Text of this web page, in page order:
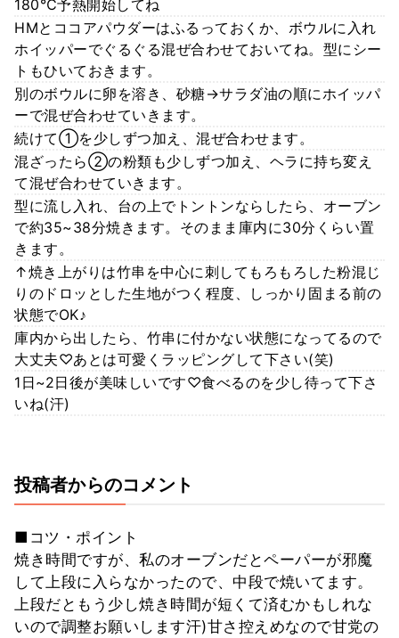
180℃予熱開始してね
HMとココアパウダーはふるっておくか、ボウルに入れ
ホイッパーでぐるぐる混ぜ合わせておいてね。型にシー
トもひいておきます。
別のボウルに卵を溶き、砂糖→サラダ油の順にホイッパ
ーで混ぜ合わせていきます。
続けて①を少しずつ加え、混ぜ合わせます。
混ざったら②の粉類も少しずつ加え、ヘラに持ち変え
て混ぜ合わせていきます。
型に流し入れ、台の上でトントンならしたら、オーブン
で約35~38分焼きます。そのまま庫内に30分くらい置
きます。
↑焼き上がりは竹串を中心に刺してもろもろした粉混じ
りのドロッとした生地がつく程度、しっかり固まる前の
状態でOK♪
庫内から出したら、竹串に付かない状態になってるので
大丈夫♡あとは可愛くラッピングして下さい(笑)
1日~2日後が美味しいです♡食べるのを少し待って下さ
いね(汗)
投稿者からのコメント
■コツ・ポイント
焼き時間ですが、私のオーブンだとペーパーが邪魔
して上段に入らなかったので、中段で焼いてます。
上段だともう少し焼き時間が短くて済むかもしれな
いので調整お願いします汗)甘さ控えめなので甘党の